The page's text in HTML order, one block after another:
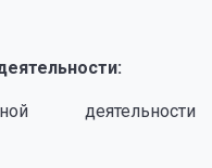
деятельности